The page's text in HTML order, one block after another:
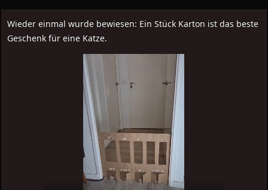
Wieder einmal wurde bewiesen: Ein Stück Karton ist das beste
Geschenk für eine Katze.